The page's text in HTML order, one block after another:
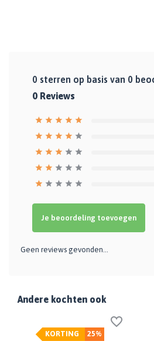
0 sterren op basis van 0
0 Reviews
Je beoordeling toevoegen
Geen reviews gevonden...
Andere kochten ook
25%
KORTING